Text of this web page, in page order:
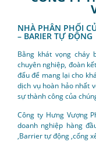
NHÀ PHÂN PHỐI
– BARIER TỰ ĐỘNG
Bằng khát vọng cháy
chuyên nghiệp, đoàn
đấu để mang lại cho
dịch vụ hoàn hảo nhất
sự thành công của
Công ty Hưng Vượng
doanh nghiệp hàng
,Barrier tự động ,cổng